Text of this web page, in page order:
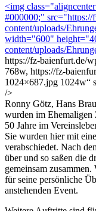
<img
#000000;" src="https://
content/uploads/
width="600"
content/uploads/
https://fz-baienfurt.de/
768w, https://fz-
1024×687.jpg 1024w“
/>
Ronny Götz, Hans
wurden im Ehemaligen
50 Jahre im
Sie wurden hier mit
verabschiedet. Nach
über und so saßen die
gemeinsam
für seine persönliche
anstehenden Event.